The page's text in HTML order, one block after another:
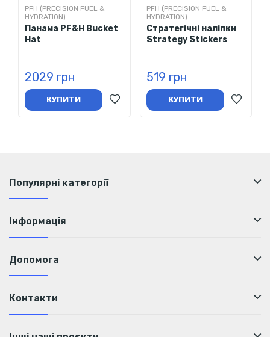
PFH (PRECISION FUEL &
HYDRATION)
Панама PF&H Bucket
Hat
2029 грн
КУПИТИ
PFH (PRECISION FUEL &
HYDRATION)
Стратегічні наліпки
Strategy Stickers
519 грн
КУПИТИ
Популярні категорії
Інформація
Допомога
Контакти